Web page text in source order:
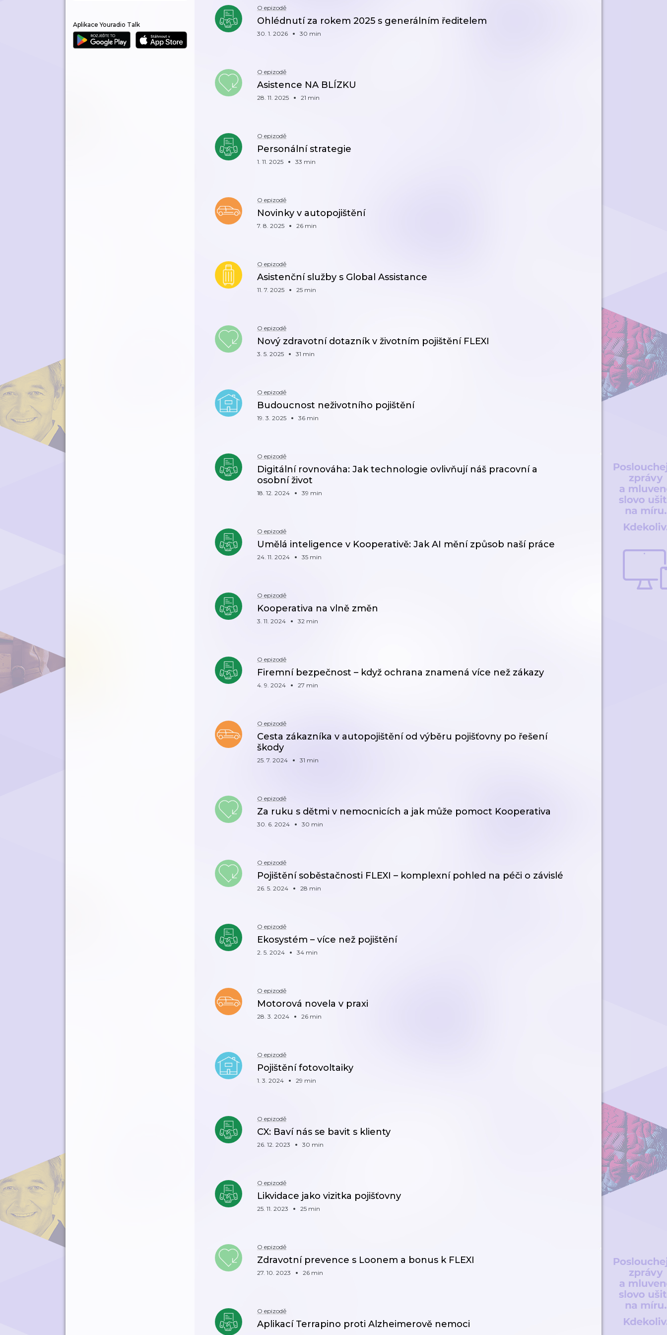
Aplikace Youradio Talk
O epizodě
Ohlédnutí za rokem 2025 s generálním ředitelem
30. 1. 2026 30 min
O epizodě
Asistence NA BLÍZKU
28. 11. 2025 21 min
O epizodě
Personální strategie
1. 11. 2025 33 min
O epizodě
Novinky v autopojištění
7. 8. 2025 26 min
O epizodě
Asistenční služby s Global Assistance
11. 7. 2025 25 min
O epizodě
Nový zdravotní dotazník v životním pojištění FLEXI
3. 5. 2025 31 min
O epizodě
Budoucnost neživotního pojištění
19. 3. 2025 36 min
O epizodě
Digitální rovnováha: Jak technologie ovlivňují náš pracovní a
osobní život
18. 12. 2024 39 min
O epizodě
Umělá inteligence v Kooperativě: Jak AI mění způsob naší práce
24. 11. 2024 35 min
O epizodě
Kooperativa na vlně změn
3. 11. 2024 32 min
O epizodě
Firemní bezpečnost – když ochrana znamená více než zákazy
4. 9. 2024 27 min
O epizodě
Cesta zákazníka v autopojištění od výběru pojišťovny po řešení
škody
25. 7. 2024 31 min
O epizodě
Za ruku s dětmi v nemocnicích a jak může pomoct Kooperativa
30. 6. 2024 30 min
O epizodě
Pojištění soběstačnosti FLEXI – komplexní pohled na péči o závislé
26. 5. 2024 28 min
O epizodě
Ekosystém – více než pojištění
2. 5. 2024 34 min
O epizodě
Motorová novela v praxi
28. 3. 2024 26 min
O epizodě
Pojištění fotovoltaiky
1. 3. 2024 29 min
O epizodě
CX: Baví nás se bavit s klienty
26. 12. 2023 30 min
O epizodě
Likvidace jako vizitka pojišťovny
25. 11. 2023 25 min
O epizodě
Zdravotní prevence s Loonem a bonus k FLEXI
27. 10. 2023 26 min
O epizodě
Aplikací Terrapino proti Alzheimerově nemoci